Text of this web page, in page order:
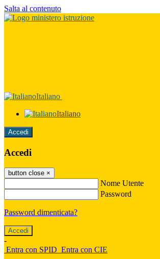
Salta al contenuto
Italiano
Italiano
Accedi
Accedi
button close ×
Nome Utente
Password
Password dimenticata?
-
Entra con SPID Entra con CIE